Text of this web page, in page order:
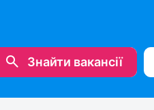
Знайти вакансії